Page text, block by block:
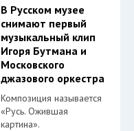
В Русском музее
снимают первый
музыкальный клип
Игоря Бутмана и
Московского
джазового оркестра
Композиция называется
«Русь. Ожившая
картина».